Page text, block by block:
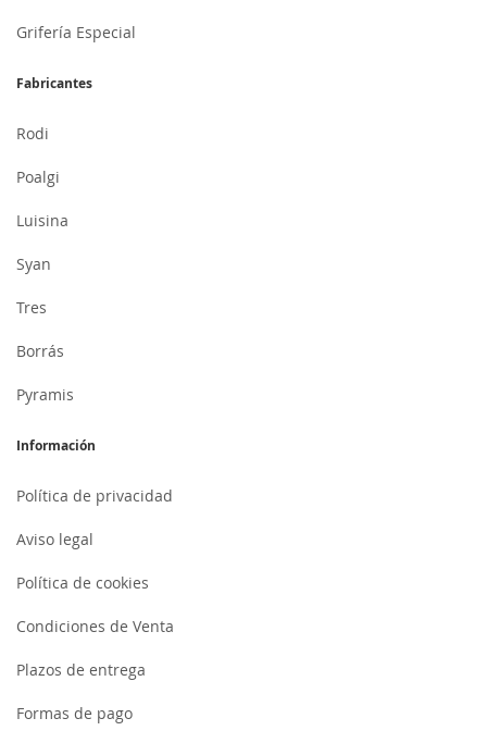
Grifería Especial
Fabricantes
Rodi
Poalgi
Luisina
Syan
Tres
Borrás
Pyramis
Información
Política de privacidad
Aviso legal
Política de cookies
Condiciones de Venta
Plazos de entrega
Formas de pago